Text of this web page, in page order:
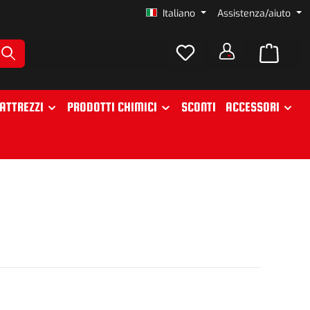
Italiano Assistenza/aiuto
ATTREZZI PRODOTTI CHIMICI SCONTI ACCESSORI